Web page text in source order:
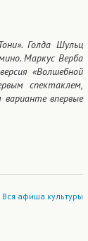
Голда Шульц
Маркус Верба
«Волшебной
спектаклем,
впервые
Вся афиша культуры